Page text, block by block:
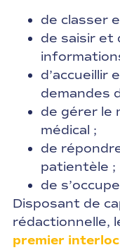
de classer
de saisir et
d’accueillir
demandes
de gérer le
médical ;
de
patientèle ;
de
Disposant de
rédactionnelle,
premier